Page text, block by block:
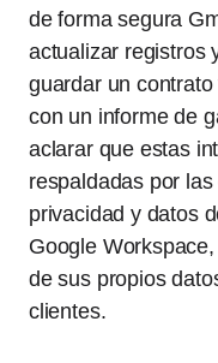
de forma segura
actualizar registros
guardar un
con un informe de
aclarar que estas
respaldadas por
privacidad y datos
Google
de sus propios
clientes.